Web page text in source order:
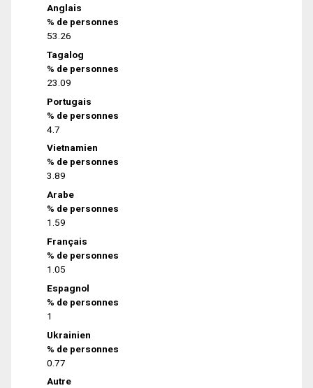
Anglais
% de personnes
53.26
Tagalog
% de personnes
23.09
Portugais
% de personnes
4.7
Vietnamien
% de personnes
3.89
Arabe
% de personnes
1.59
Français
% de personnes
1.05
Espagnol
% de personnes
1
Ukrainien
% de personnes
0.77
Autre